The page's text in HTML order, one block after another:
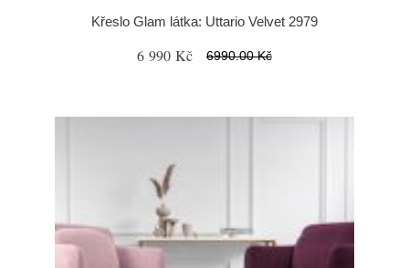
Křeslo Glam látka: Uttario Velvet 2979
6 990 Kč 6990.00 Kč